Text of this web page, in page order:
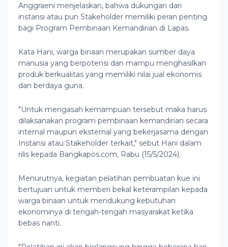
Anggraeni menjelaskan, bahwa dukungan dari
instansi atau pun Stakeholder memiliki peran penting
bagi Program Pembinaan Kemandirian di Lapas.
Kata Hani, warga binaan merupakan sumber daya
manusia yang berpotensi dan mampu menghasilkan
produk berkualitas yang memiliki nilai jual ekonomis
dan berdaya guna.
"Untuk mengasah kemampuan tersebut maka harus
dilaksanakan program pembinaan kemandirian secara
internal maupun eksternal yang bekerjasama dengan
Instansi atau Stakeholder terkait," sebut Hani dalam
rilis kepada Bangkapos.com, Rabu (15/5/2024).
Menurutnya, kegiatan pelatihan pembuatan kue ini
bertujuan untuk memberi bekal keterampilan kepada
warga binaan untuk mendukung kebutuhan
ekonominya di tengah-tengah masyarakat ketika
bebas nanti.